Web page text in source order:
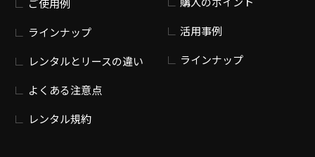
ご使用例
ラインナップ
レンタルとリースの違い
よくある注意点
レンタル規約
活用事例
ラインナップ